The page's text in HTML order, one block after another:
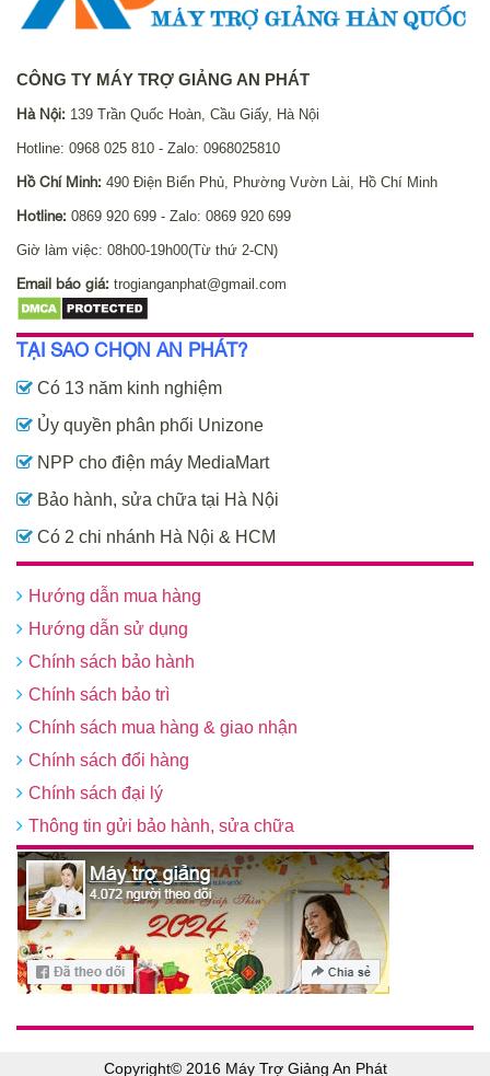
CÔNG TY MÁY TRỢ GIẢNG AN PHÁT
Hà Nội: 139 Trần Quốc Hoàn, Cầu Giấy, Hà Nội
Hotline: 0968 025 810 - Zalo: 0968025810
Hồ Chí Minh: 490 Điện Biển Phủ, Phường Vườn Lài, Hồ Chí Minh
Hotline: 0869 920 699 - Zalo: 0869 920 699
Giờ làm việc: 08h00-19h00(Từ thứ 2-CN)
Email báo giá: trogianganphat@gmail.com
TẠI SAO CHỌN AN PHÁT?
Có 13 năm kinh nghiệm
Ủy quyền phân phối Unizone
NPP cho điện máy MediaMart
Bảo hành, sửa chữa tại Hà Nội
Có 2 chi nhánh Hà Nội & HCM
Hướng dẫn mua hàng
Hướng dẫn sử dụng
Chính sách bảo hành
Chính sách bảo trì
Chính sách mua hàng & giao nhận
Chính sách đổi hàng
Chính sách đại lý
Thông tin gửi bảo hành, sửa chữa
Copyright© 2016 Máy Trợ Giảng An Phát